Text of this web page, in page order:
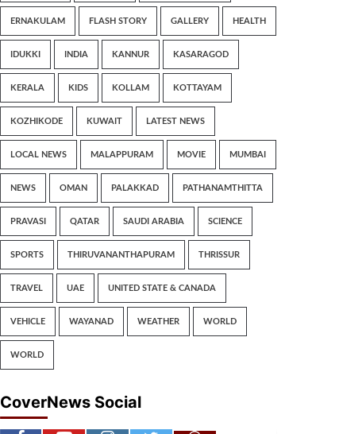
ERNAKULAM FLASH STORY GALLERY HEALTH
IDUKKI INDIA KANNUR KASARAGOD
KERALA KIDS KOLLAM KOTTAYAM
KOZHIKODE KUWAIT LATEST NEWS
LOCAL NEWS MALAPPURAM MOVIE MUMBAI
NEWS OMAN PALAKKAD PATHANAMTHITTA
PRAVASI QATAR SAUDI ARABIA SCIENCE
SPORTS THIRUVANANTHAPURAM THRISSUR
TRAVEL UAE UNITED STATE & CANADA
VEHICLE WAYANAD WEATHER WORLD
WORLD
CoverNews Social